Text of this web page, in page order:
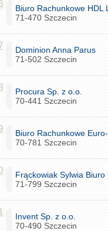
Biuro Rachunkowe HDL
71-470 Szczecin
Dominion Anna Parus
71-502 Szczecin
Procura Sp. z o.o.
70-441 Szczecin
Biuro Rachunkowe
70-781 Szczecin
Frąckowiak Sylwia Biuro
71-799 Szczecin
Invent Sp. z o.o.
70-490 Szczecin